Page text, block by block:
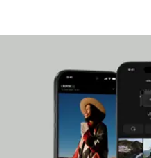
Bildqualität garantiert.
leistungsfähiger, im
erweitert die kreativen
Zum neuen
ein Handgriff und ein